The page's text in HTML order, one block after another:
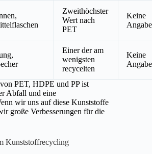
Zweithöchster
Wert nach
PET
Keine
Einer der am
wenigsten
recycelten
Keine
PET, HDPE und PP ist
Abfall und eine
wir uns auf diese Kunststoffe
große Verbesserungen für die
Kunststoffrecycling